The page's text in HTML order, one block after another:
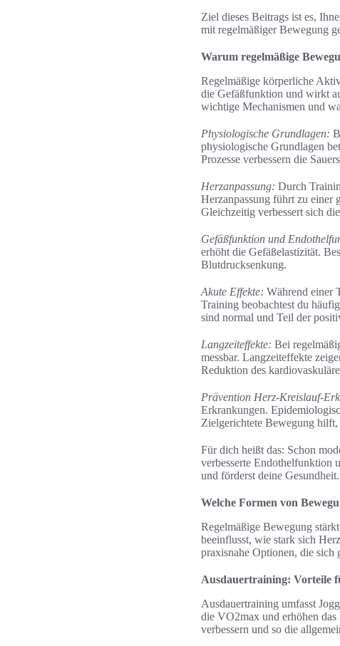
Ziel dieses Beitrags ist es,
mit regelmäßiger Bewegung
Warum regelmäßige
Regelmäßige körperliche
die Gefäßfunktion und wirkt
wichtige Mechanismen und
Physiologische Grundlagen:
physiologische Grundlagen
Prozesse verbessern die
Herzanpassung: Durch
Herzanpassung führt zu einer
Gleichzeitig verbessert sich
Gefäßfunktion und
erhöht die Gefäßelastizität.
Blutdrucksenkung.
Akute Effekte: Während einer
Training beobachtest du
sind normal und Teil der
Langzeiteffekte: Bei
messbar. Langzeiteffekte
Reduktion des
Prävention Herz-Kreislauf-
Erkrankungen.
Zielgerichtete Bewegung
Für dich heißt das: Schon
verbesserte Endothelfunktion
und förderst deine Gesundheit.
Welche Formen von
Regelmäßige Bewegung
beeinflusst, wie stark sich
praxisnahe Optionen, die sich
Ausdauertraining: Vorteile
Ausdauertraining umfasst
die VO2max und erhöhen
verbessern und so die